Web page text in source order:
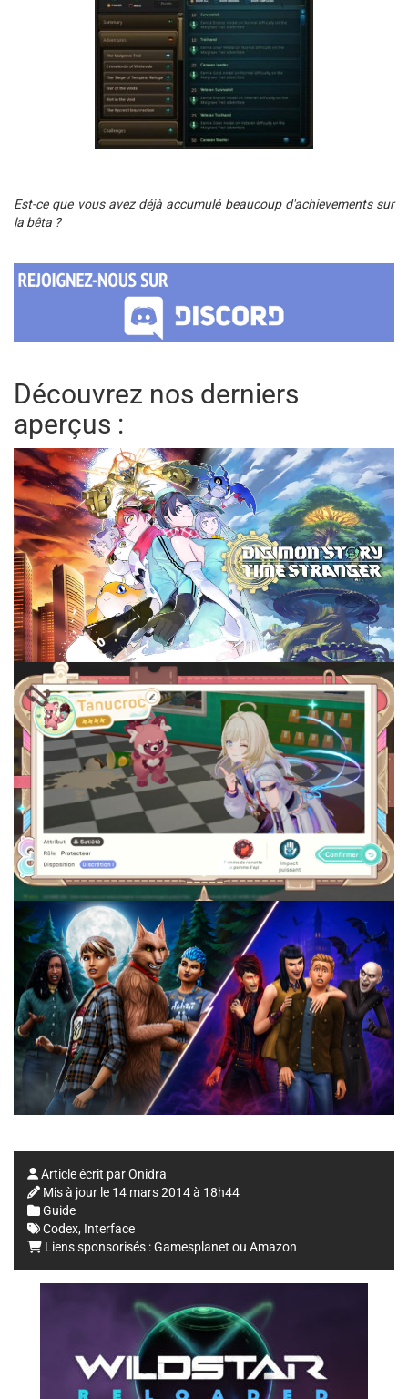
Est-ce que vous avez déjà accumulé beaucoup d'achievements sur
la bêta ?
Découvrez nos derniers
aperçus :
Article écrit parOnidra
Mis à jour le 14 mars 2014 à 18h44
Guide
Codex, Interface
Liens sponsorisés :Gamesplanet ou Amazon